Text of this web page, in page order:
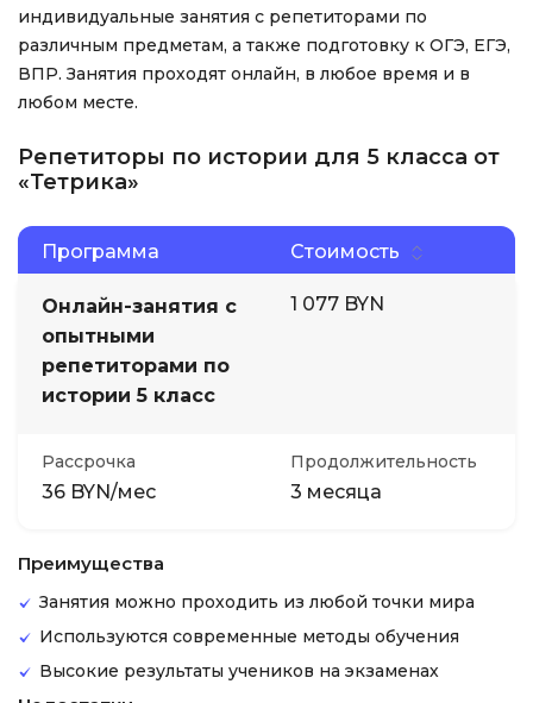
индивидуальные занятия с репетиторами по
различным предметам, а также подготовку к ОГЭ, ЕГЭ,
ВПР. Занятия проходят онлайн, в любое время и в
любом месте.
Репетиторы по истории для 5 класса от
«Тетрика»
Программа Стоимость
Онлайн-занятия с
опытными
репетиторами по
истории 5 класс
1 077 BYN
Рассрочка
36 BYN/мес
Продолжительность
3 месяца
Преимущества
Занятия можно проходить из любой точки мира
Используются современные методы обучения
Высокие результаты учеников на экзаменах